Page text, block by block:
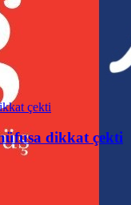
dikkat çekti